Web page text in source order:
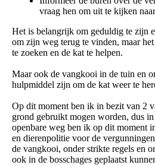
vraag hen om uit te kijken
Het is belangrijk om geduldig te zijn
om zijn weg terug te vinden, maar
te zoeken en de kat te helpen.
Maar ook de vangkooi in de tuin en
hulpmiddel zijn om de kat weer te
Op dit moment ben ik in bezit van 2
grond gebruikt mogen worden, dus
openbare weg ben ik op dit moment
en dierenpolitie voor de
de vangkooi, onder strikte regels en
ook in de bosschages geplaatst